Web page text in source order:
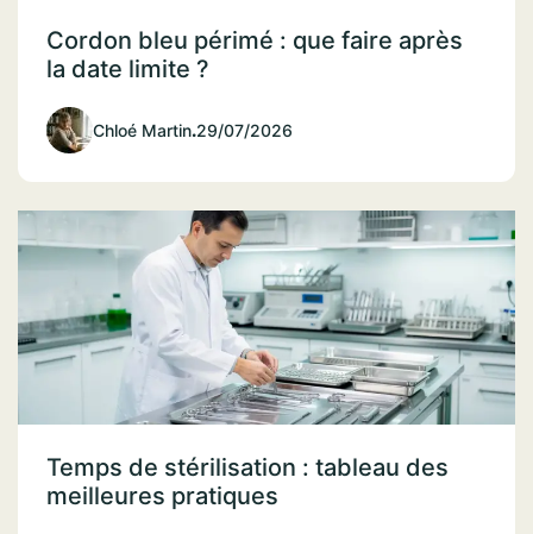
Cordon bleu périmé : que faire après
la date limite ?
Chloé Martin.29/07/2026
Temps de stérilisation : tableau des
meilleures pratiques